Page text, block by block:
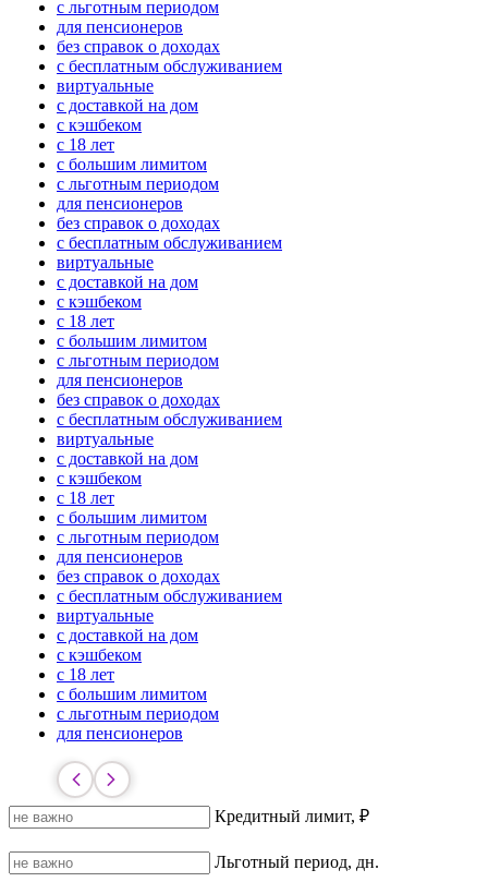
с льготным периодом
для пенсионеров
без справок о доходах
с бесплатным обслуживанием
виртуальные
с доставкой на дом
с кэшбеком
с 18 лет
с большим лимитом
с льготным периодом
для пенсионеров
без справок о доходах
с бесплатным обслуживанием
виртуальные
с доставкой на дом
с кэшбеком
с 18 лет
с большим лимитом
с льготным периодом
для пенсионеров
без справок о доходах
с бесплатным обслуживанием
виртуальные
с доставкой на дом
с кэшбеком
с 18 лет
с большим лимитом
с льготным периодом
для пенсионеров
без справок о доходах
с бесплатным обслуживанием
виртуальные
с доставкой на дом
с кэшбеком
с 18 лет
с большим лимитом
с льготным периодом
для пенсионеров
Кредитный лимит, ₽
Льготный период, дн.